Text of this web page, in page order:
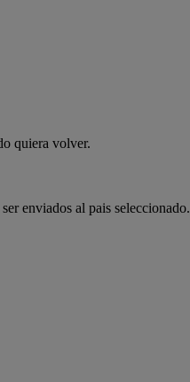
quiera volver.
enviados al pais seleccionado.